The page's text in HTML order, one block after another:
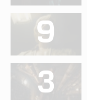
9
3